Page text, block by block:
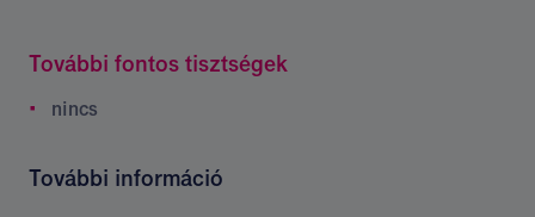
További fontos tisztségek
nincs
További információ